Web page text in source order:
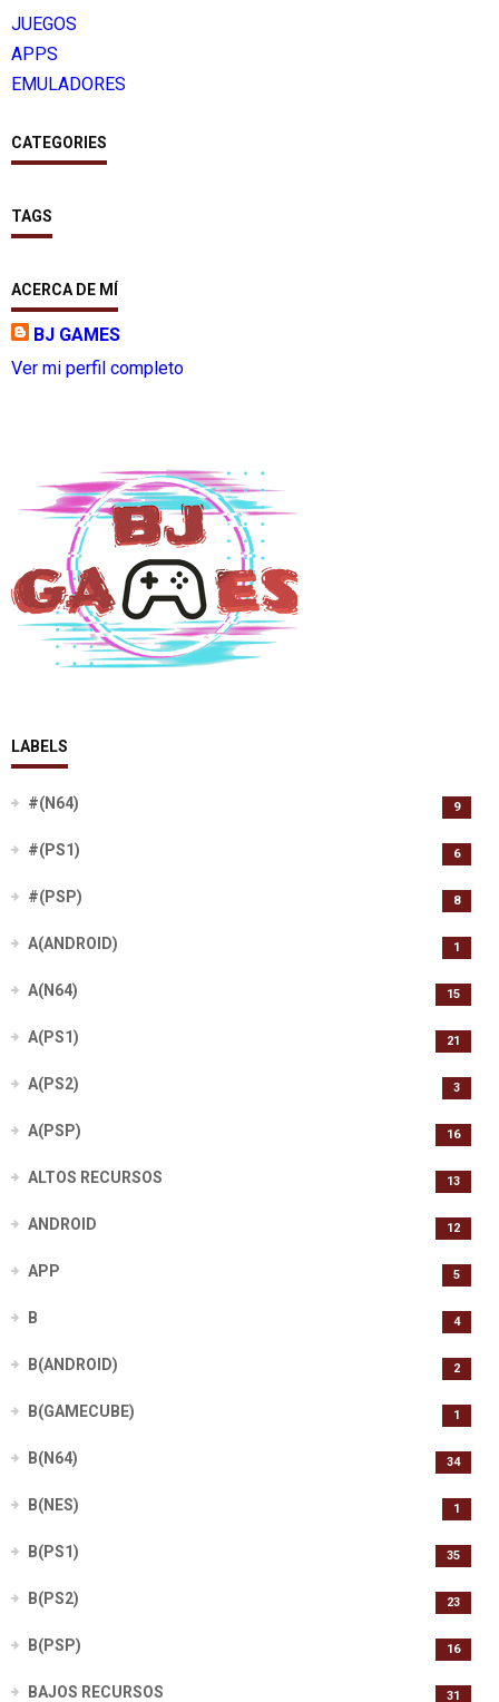
JUEGOS
APPS
EMULADORES
CATEGORIES
TAGS
ACERCA DE MÍ
BJ GAMES
Ver mi perfil completo
LABELS
#(N64) 9
#(PS1) 6
#(PSP) 8
A(ANDROID) 1
A(N64) 15
A(PS1) 21
A(PS2) 3
A(PSP) 16
ALTOS RECURSOS 13
ANDROID 12
APP 5
B 4
B(ANDROID) 2
B(GAMECUBE) 1
B(N64) 34
B(NES) 1
B(PS1) 35
B(PS2) 23
B(PSP) 16
BAJOS RECURSOS 31